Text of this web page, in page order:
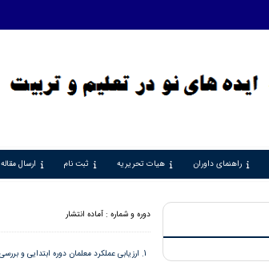
راهنمای داوران هیات تحریریه ثبت نام ارسال مقاله
دوره و شماره : آماده انتشار
1. ارزیابی عملکرد معلمان دوره ابتدایی و بررسی تاثیر آن بر کیفیت آموزشی